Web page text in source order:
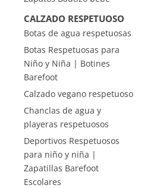
CALZADO RESPETUOSO
Botas de agua respetuosas
Botas Respetuosas para
Niño y Niña | Botines
Barefoot
Calzado vegano respetuoso
Chanclas de agua y
playeras respetuosos
Deportivos Respetuosos
para niño y niña |
Zapatillas Barefoot
Escolares